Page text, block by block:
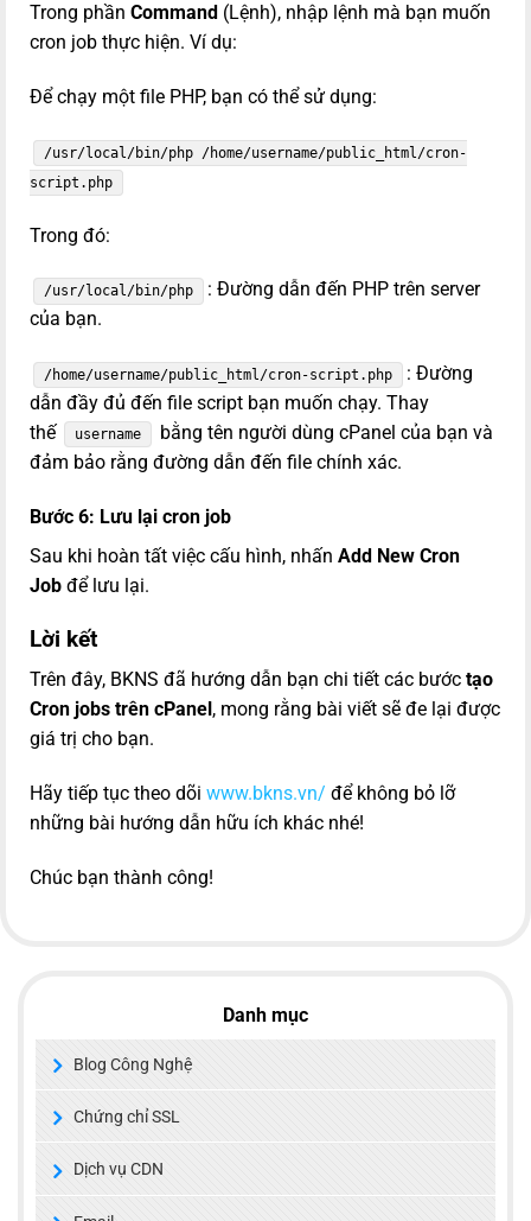
Trong phần Command (Lệnh), nhập lệnh mà bạn muốn
cron job thực hiện. Ví dụ:
Để chạy một file PHP, bạn có thể sử dụng:
/usr/local/bin/php /home/username/public_html/cron-
script.php
Trong đó:
/usr/local/bin/php
: Đường dẫn đến PHP trên server
của bạn.
/home/username/public_html/cron-script.php
: Đường
dẫn đầy đủ đến file script bạn muốn chạy. Thay
thế
username
bằng tên người dùng cPanel của bạn và
đảm bảo rằng đường dẫn đến file chính xác.
Bước 6: Lưu lại cron job
Sau khi hoàn tất việc cấu hình, nhấn Add New Cron
Job để lưu lại.
Lời kết
Trên đây, BKNS đã hướng dẫn bạn chi tiết các bước tạo
Cron jobs trên cPanel , mong rằng bài viết sẽ đe lại được
giá trị cho bạn.
Hãy tiếp tục theo dõi www.bkns.vn/ để không bỏ lỡ
những bài hướng dẫn hữu ích khác nhé!
Chúc bạn thành công!
Danh mục
Blog Công Nghệ
Chứng chỉ SSL
Dịch vụ CDN